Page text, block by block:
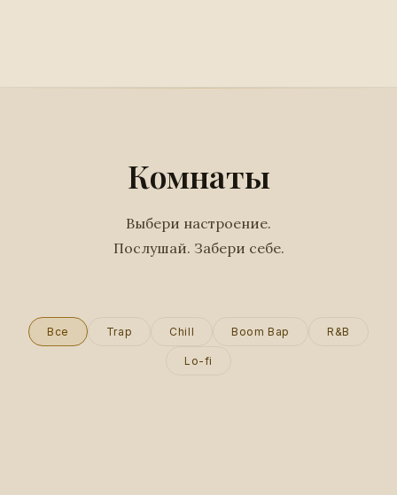
Комнаты
Выбери настроение.
Послушай. Забери себе.
Все Trap Chill Boom Bap R&B
Lo-fi